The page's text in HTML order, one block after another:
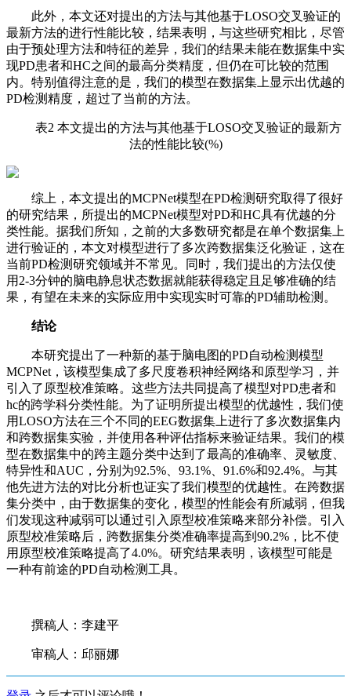
此外，本文还对提出的方法与其他基于LOSO交叉验证的
最新方法的进行性能比较，结果表明，与这些研究相比，尽管
由于预处理方法和特征的差异，我们的结果未能在数据集中实
现PD患者和HC之间的最高分类精度，但仍在可比较的范围
内。特别值得注意的是，我们的模型在数据集上显示出优越的
PD检测精度，超过了当前的方法。
表2 本文提出的方法与其他基于LOSO交叉验证的最新方
法的性能比较(%)
综上，本文提出的MCPNet模型在PD检测研究取得了很好
的研究结果，所提出的MCPNet模型对PD和HC具有优越的分
类性能。据我们所知，之前的大多数研究都是在单个数据集上
进行验证的，本文对模型进行了多次跨数据集泛化验证，这在
当前PD检测研究领域并不常见。同时，我们提出的方法仅使
用2-3分钟的脑电静息状态数据就能获得稳定且足够准确的结
果，有望在未来的实际应用中实现实时可靠的PD辅助检测。
结论
本研究提出了一种新的基于脑电图的PD自动检测模型
MCPNet，该模型集成了多尺度卷积神经网络和原型学习，并
引入了原型校准策略。这些方法共同提高了模型对PD患者和
hc的跨学科分类性能。为了证明所提出模型的优越性，我们使
用LOSO方法在三个不同的EEG数据集上进行了多次数据集内
和跨数据集实验，并使用各种评估指标来验证结果。我们的模
型在数据集中的跨主题分类中达到了最高的准确率、灵敏度、
特异性和AUC，分别为92.5%、93.1%、91.6%和92.4%。与其
他先进方法的对比分析也证实了我们模型的优越性。在跨数据
集分类中，由于数据集的变化，模型的性能会有所减弱，但我
们发现这种减弱可以通过引入原型校准策略来部分补偿。引入
原型校准策略后，跨数据集分类准确率提高到90.2%，比不使
用原型校准策略提高了4.0%。研究结果表明，该模型可能是
一种有前途的PD自动检测工具。
撰稿人：李建平
审稿人：邱丽娜